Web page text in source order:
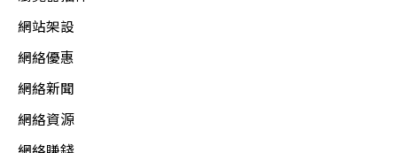
網站架設
網絡優惠
網絡新聞
網絡資源